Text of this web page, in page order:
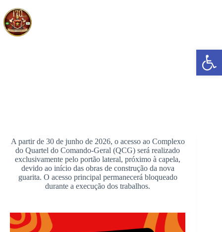
Abrir a barra de ferramentas
para
conteúdo
A partir de 30 de junho de 2026, o acesso ao Complexo
do Quartel do Comando-Geral (QCG) será realizado
exclusivamente pelo portão lateral, próximo à capela,
devido ao início das obras de construção da nova
guarita. O acesso principal permanecerá bloqueado
durante a execução dos trabalhos.